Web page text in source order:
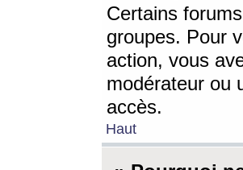
Certains
groupes. Pour
action, vous
modérateur ou
accès.
Haut